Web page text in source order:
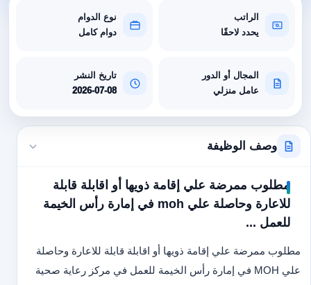
الراتب
يحدد لاحقًا
نوع الدوام
دوام كامل
المجال أو الدور
عامل منزلي
تاريخ النشر
2026-07-08
وصف الوظيفة
مطلوب ممرضة علي إقامة ذويها أو اقابلة قابلة
للاعارة وحاصلة علي moh في إمارة رأس الخيمة
للعمل ...
مطلوب ممرضة علي إقامة ذويها أو اقابلة قابلة للاعارة وحاصلة
علي MOH في إمارة رأس الخيمة للعمل في مركز رعاية صحية